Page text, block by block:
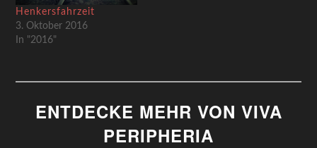
Henkersfahrzeit
3. Oktober 2016
In "2016"
ENTDECKE MEHR VON VIVA
PERIPHERIA